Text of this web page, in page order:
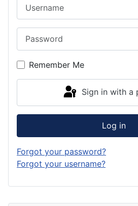
Remember Me
Sign in with a
Log in
Forgot your password?
Forgot your username?